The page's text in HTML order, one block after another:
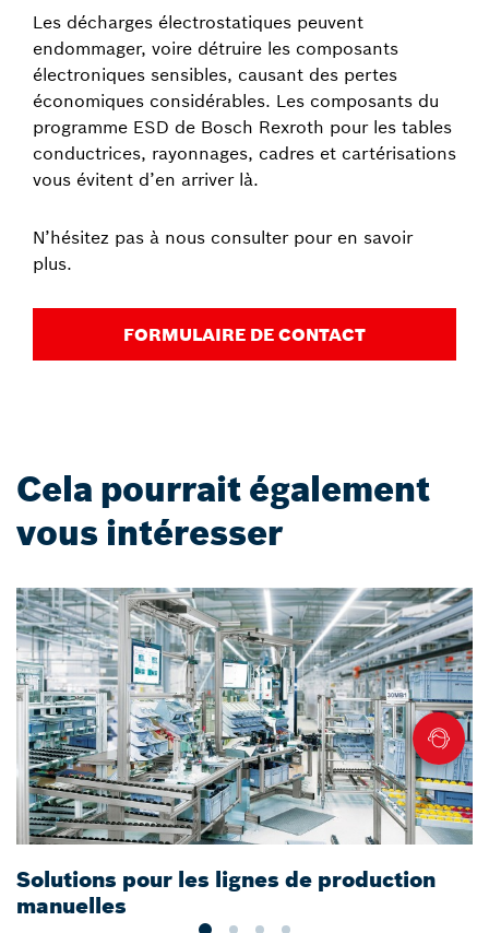
Les décharges électrostatiques peuvent
endommager, voire détruire les composants
électroniques sensibles, causant des pertes
économiques considérables. Les composants du
programme ESD de Bosch Rexroth pour les tables
conductrices, rayonnages, cadres et cartérisations
vous évitent d’en arriver là.
N’hésitez pas à nous consulter pour en savoir
plus.
FORMULAIRE DE CONTACT
Cela pourrait également
vous intéresser
Solutions pour les lignes de production
manuelles